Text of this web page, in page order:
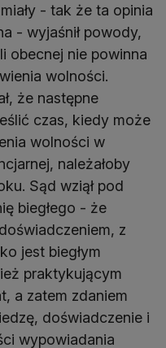
- tak że ta opinia
- wyjaśnił powody,
obecnej nie powinna
wolności.
że następne
czas, kiedy może
wolności w
należałoby
Sąd wziął pod
biegłego - że
z
jest biegłym
praktykującym
a zatem zdaniem
doświadczenie i
wypowiadania